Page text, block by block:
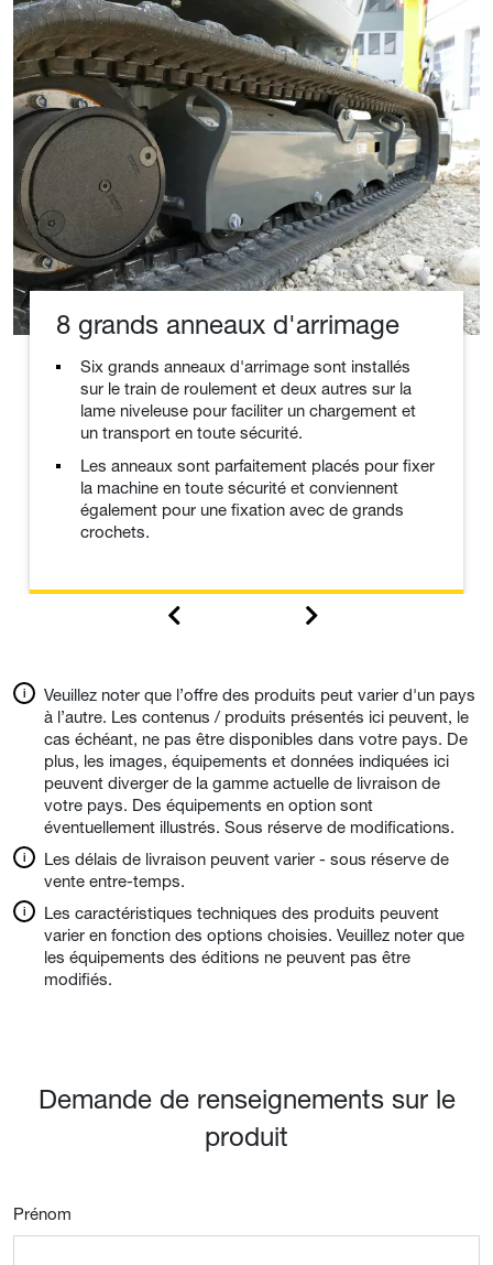
8 grands anneaux d'arrimage
Six grands anneaux d'arrimage sont installés
sur le train de roulement et deux autres sur la
lame niveleuse pour faciliter un chargement et
un transport en toute sécurité.
Les anneaux sont parfaitement placés pour fixer
la machine en toute sécurité et conviennent
également pour une fixation avec de grands
crochets.
Veuillez noter que l’offre des produits peut varier d'un pays
à l’autre. Les contenus / produits présentés ici peuvent, le
cas échéant, ne pas être disponibles dans votre pays. De
plus, les images, équipements et données indiquées ici
peuvent diverger de la gamme actuelle de livraison de
votre pays. Des équipements en option sont
éventuellement illustrés. Sous réserve de modifications.
Les délais de livraison peuvent varier - sous réserve de
vente entre-temps.
Les caractéristiques techniques des produits peuvent
varier en fonction des options choisies. Veuillez noter que
les équipements des éditions ne peuvent pas être
modifiés.
Demande de renseignements sur le
produit
Prénom